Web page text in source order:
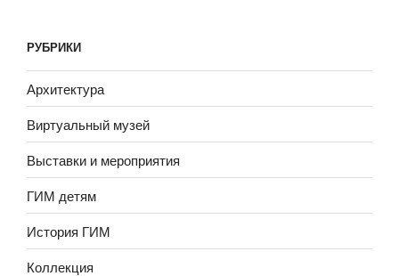
РУБРИКИ
Архитектура
Виртуальный музей
Выставки и мероприятия
ГИМ детям
История ГИМ
Коллекция